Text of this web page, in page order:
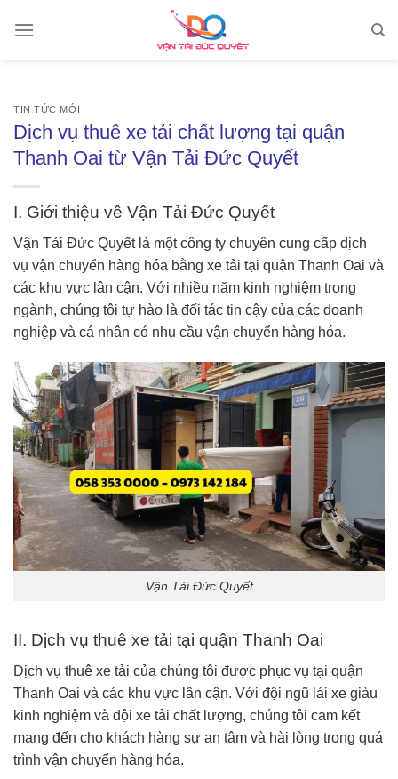
TIN TỨC MỚI
Dịch vụ thuê xe tải chất lượng tại quận
Thanh Oai từ Vận Tải Đức Quyết
I. Giới thiệu về Vận Tải Đức Quyết
Vận Tải Đức Quyết là một công ty chuyên cung cấp dịch
vụ vận chuyển hàng hóa bằng xe tải tại quận Thanh Oai và
các khu vực lân cận. Với nhiều năm kinh nghiệm trong
ngành, chúng tôi tự hào là đối tác tin cậy của các doanh
nghiệp và cá nhân có nhu cầu vận chuyển hàng hóa.
Vận Tải Đức Quyết
II. Dịch vụ thuê xe tải tại quận Thanh Oai
Dịch vụ thuê xe tải của chúng tôi được phục vụ tại quận
Thanh Oai và các khu vực lân cận. Với đội ngũ lái xe giàu
kinh nghiệm và đội xe tải chất lượng, chúng tôi cam kết
mang đến cho khách hàng sự an tâm và hài lòng trong quá
trình vận chuyển hàng hóa.